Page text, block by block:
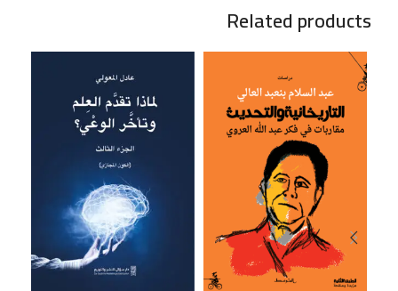
Related products